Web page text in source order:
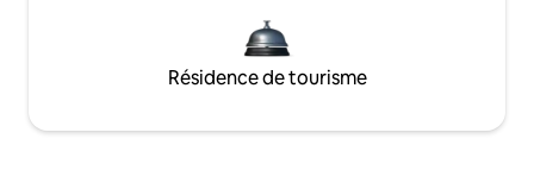
Résidence de tourisme